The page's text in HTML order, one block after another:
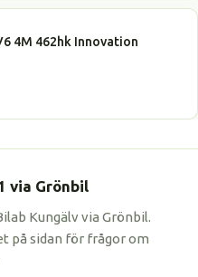
4M 462hk Innovation
via Grönbil
Kungälv via Grönbil.
på sidan för frågor om